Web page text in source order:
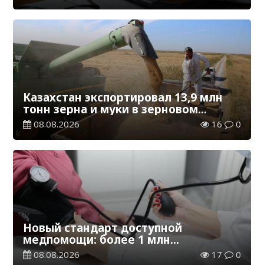
Казахстан экспортировал 13,9 млн
тонн зерна и муки в зерновом
эквиваленте
08.08.2026 16 0
Новый стандарт доступной
медпомощи: более 1 млн
казахстанцев получили
08.08.2026 17 0